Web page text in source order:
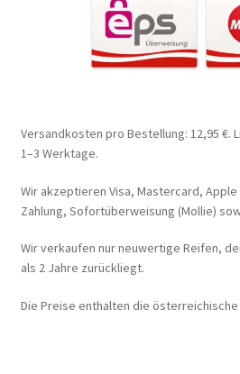
Versandkosten pro Bestellung: 12,95 €.
1–3 Werktage.
Wir akzeptieren Visa, Mastercard, Apple
Zahlung, Sofortüberweisung (Mollie)
Wir verkaufen nur neuwertige Reifen,
als 2 Jahre zurückliegt.
Die Preise enthalten die